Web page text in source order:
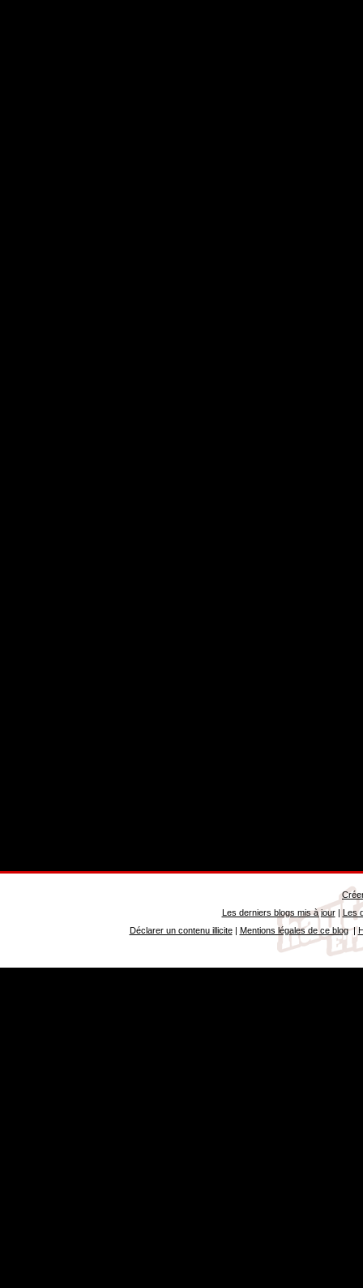
Les derniers blogs mis à jour| Les
Déclarer un contenu illicite| Mentions légales de ce blog|